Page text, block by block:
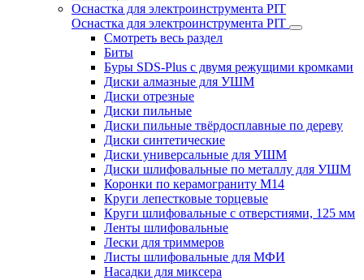
Оснастка для электроинструмента PIT
Оснастка для электроинструмента PIT
Смотреть весь раздел
Биты
Буры SDS-Plus c двумя режущими кромками
Диски алмазные для УШМ
Диски отрезные
Диски пильные
Диски пильные твёрдосплавные по дереву
Диски синтетические
Диски универсальные для УШМ
Диски шлифовальные по металлу для УШМ
Коронки по керамограниту M14
Круги лепестковые торцевые
Круги шлифовальные с отверстиями, 125 мм
Ленты шлифовальные
Лески для триммеров
Листы шлифовальные для МФИ
Насадки для миксера